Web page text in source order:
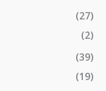
(27)
(2)
(39)
(19)